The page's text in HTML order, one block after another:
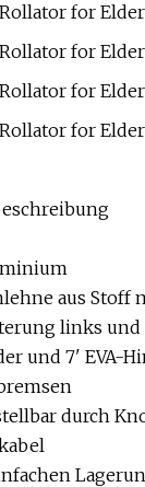
aus Stoff
links und
und 7' EVA-
durch